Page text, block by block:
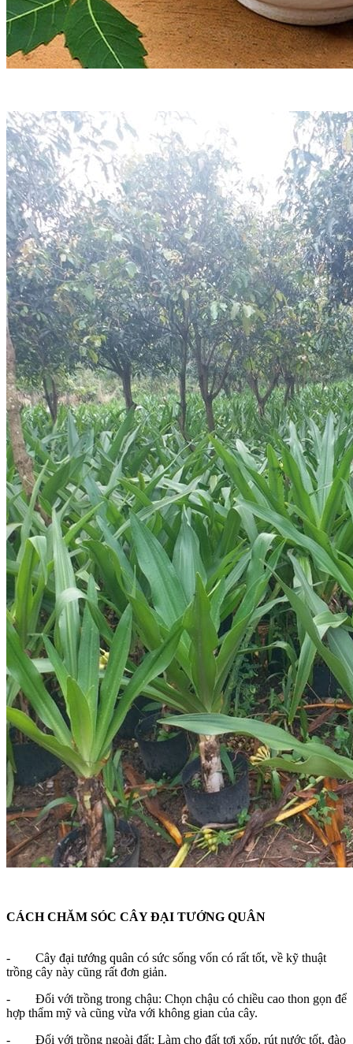
CÁCH CHĂM SÓC CÂY ĐẠI TƯỚNG QUÂN
- Cây đại tướng quân có sức sống vốn có rất tốt, về kỹ thuật
trồng cây này cũng rất đơn giản.
- Đối với trồng trong chậu: Chọn chậu có chiều cao thon gọn để
hợp thẩm mỹ và cũng vừa với không gian của cây.
- Đối với trồng ngoài đất: Làm cho đất tơi xốp, rút nước tốt, đào